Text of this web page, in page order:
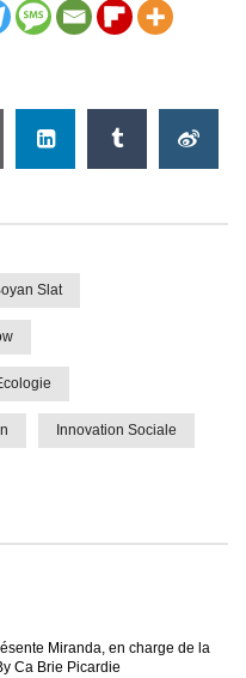
Slat
Innovation Sociale
Miranda, en charge de la
Ca Brie Picardie